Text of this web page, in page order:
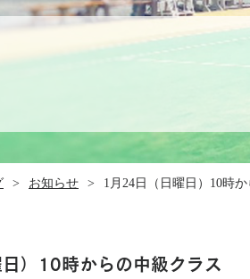
お知らせ 1月24日（日曜日）10時
）10時からの中級クラス